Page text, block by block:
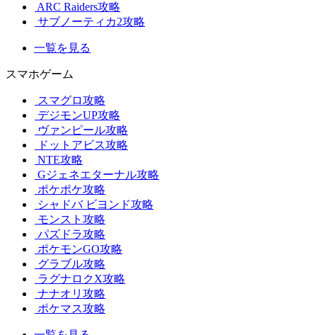
ARC Raiders攻略
サブノーティカ2攻略
一覧を見る
スマホゲーム
スマグロ攻略
デジモンUP攻略
ヴァンピール攻略
ドットアビス攻略
NTE攻略
Gジェネエターナル攻略
ポケポケ攻略
シャドバ ビヨンド攻略
モンスト攻略
パズドラ攻略
ポケモンGO攻略
グラブル攻略
ラグナロクX攻略
ナナオリ攻略
ポケマス攻略